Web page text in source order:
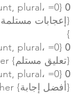
0
}
0
{تعليق مستلم} other {تعليقات مستلمة} }
0
{أفضل إجابة} other {أفضل الإجابات} }